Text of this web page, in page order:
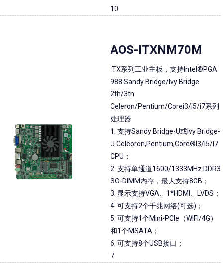
10.
AOS-ITXNM70M
ITX系列工业主板，支持Intel®PGA
988 Sandy Bridge/Ivy Bridge
2th/3th
Celeron/Pentium/Corei3/i5/i7系列
处理器
1. 支持Sandy Bridge-U或Ivy Bridge-
U Celeoron,Pentium,Core®I3/I5/I7
CPU；
2. 支持单通道1600/1333MHz DDR3
SO-DIMM内存，最大支持8GB；
3. 显示支持VGA、1*HDMI、LVDS；
4. 可支持2个千兆网络(可选)；
5. 可支持1个Mini-PCIe（WIFI/4G）
和1个MSATA；
6. 可支持8个USB接口；
7.